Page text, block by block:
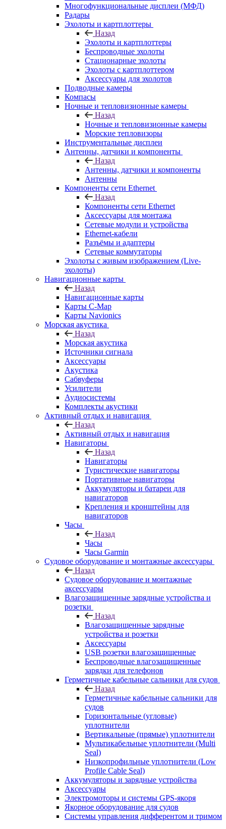
Многофункциональные дисплеи (МФД)
Радары
Эхолоты и картплоттеры
Назад
Эхолоты и картплоттеры
Беспроводные эхолоты
Стационарные эхолоты
Эхолоты с картплоттером
Аксессуары для эхолотов
Подводные камеры
Компасы
Ночные и тепловизионные камеры
Назад
Ночные и тепловизионные камеры
Морские тепловизоры
Инструментальные дисплеи
Антенны, датчики и компоненты
Назад
Антенны, датчики и компоненты
Антенны
Компоненты сети Ethernet
Назад
Компоненты сети Ethernet
Аксессуары для монтажа
Сетевые модули и устройства
Ethernet-кабели
Разъёмы и адаптеры
Сетевые коммутаторы
Эхолоты с живым изображением (Live-
эхолоты)
Навигационные карты
Назад
Навигационные карты
Карты C-Map
Карты Navionics
Морская акустика
Назад
Морская акустика
Источники сигнала
Аксессуары
Акустика
Сабвуферы
Усилители
Аудиосистемы
Комплекты акустики
Активный отдых и навигация
Назад
Активный отдых и навигация
Навигаторы
Назад
Навигаторы
Туристические навигаторы
Портативные навигаторы
Аккумуляторы и батареи для
навигаторов
Крепления и кронштейны для
навигаторов
Часы
Назад
Часы
Часы Garmin
Судовое оборудование и монтажные аксессуары
Назад
Судовое оборудование и монтажные
аксессуары
Влагозащищенные зарядные устройства и
розетки
Назад
Влагозащищенные зарядные
устройства и розетки
Аксессуары
USB розетки влагозащищенные
Беспроводные влагозащищенные
зарядки для телефонов
Герметичные кабельные сальники для судов
Назад
Герметичные кабельные сальники для
судов
Горизонтальные (угловые)
уплотнители
Вертикальные (прямые) уплотнители
Мультикабельные уплотнители (Multi
Seal)
Низкопрофильные уплотнители (Low
Profile Cable Seal)
Аккумуляторы и зарядные устройства
Аксессуары
Электромоторы и системы GPS-якоря
Якорное оборудование для судов
Системы управления дифферентом и тримом